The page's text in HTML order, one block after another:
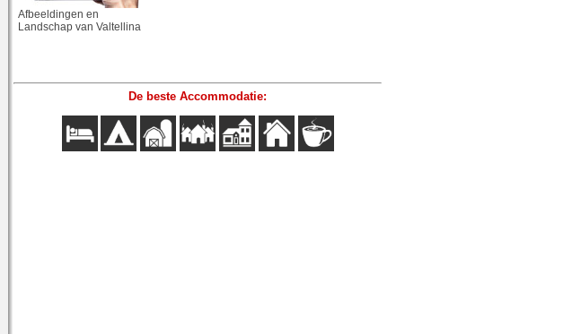
Afbeeldingen en
Landschap van Valtellina
De beste Accommodatie: